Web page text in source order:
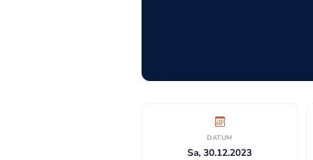
DATUM
Sa, 30.12.2023